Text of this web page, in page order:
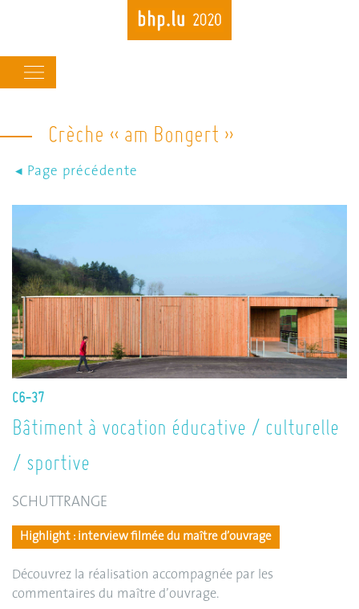
Skip
to
navigation
Crèche « am Bongert »
C6-37
Bâtiment à vocation éducative / culturelle
/ sportive
SCHUTTRANGE
Highlight : interview filmée du maître d’ouvrage
Découvrez la réalisation accompagnée par les
commentaires du maître d’ouvrage.